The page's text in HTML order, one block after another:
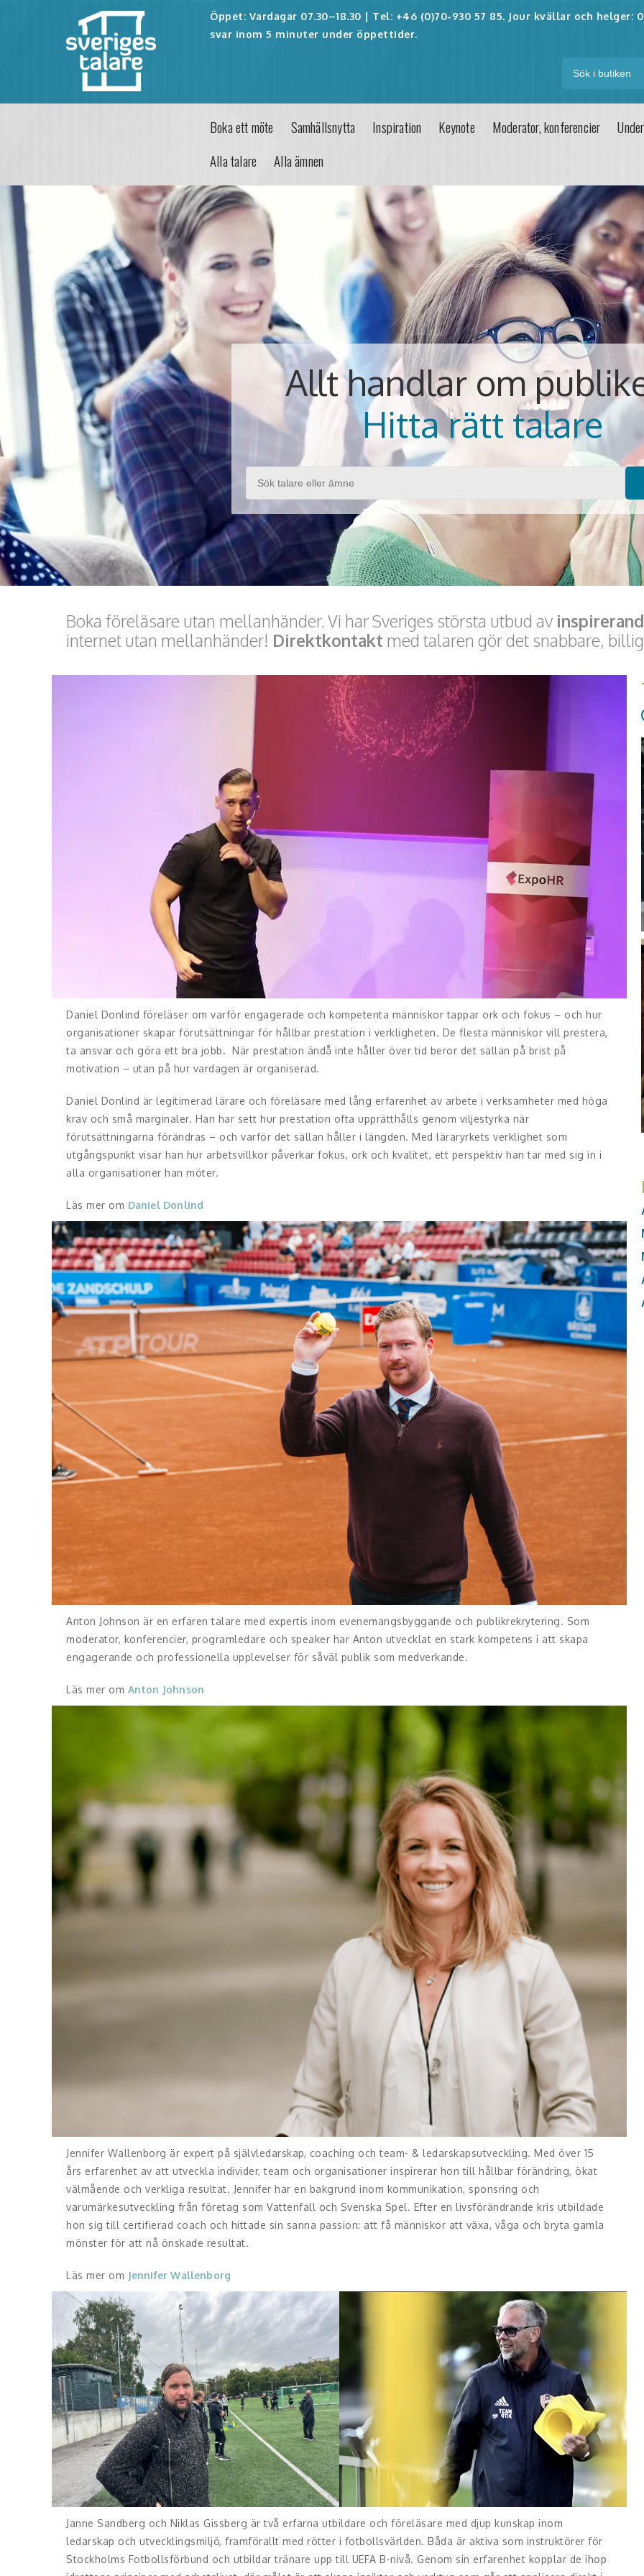
Öppet: Vardagar 07.30–18.30 | Tel: +46 (0)70-930 57 85. Jour kvällar och helger:
svar inom 5 minuter under öppettider.
Boka ett möte Samhällsnytta Inspiration Keynote Moderator, konferencier
Alla talare
Alla ämnen
Allt handlar om
Hitta rätt talare
Boka föreläsare utan mellanhänder. Vi har Sveriges största utbud av
internet utan mellanhänder! Direktkontakt med talaren gör det snabbare,
Daniel Donlind föreläser om varför engagerade och kompetenta människor tappar ork och fokus – och hur
organisationer skapar förutsättningar för hållbar prestation i verkligheten. De flesta människor vill prestera,
ta ansvar och göra ett bra jobb. När prestation ändå inte håller över tid beror det sällan på brist på
motivation – utan på hur vardagen är organiserad.
Daniel Donlind är legitimerad lärare och föreläsare med lång erfarenhet av arbete i verksamheter med höga
krav och små marginaler. Han har sett hur prestation ofta upprätthålls genom viljestyrka när
förutsättningarna förändras – och varför det sällan håller i längden. Med läraryrkets verklighet som
utgångspunkt visar han hur arbetsvillkor påverkar fokus, ork och kvalitet, ett perspektiv han tar med sig in i
alla organisationer han möter.
Läs mer om Daniel Donlind
Anton Johnson är en erfaren talare med expertis inom evenemangsbyggande och publikrekrytering. Som
moderator, konferencier, programledare och speaker har Anton utvecklat en stark kompetens i att skapa
engagerande och professionella upplevelser för såväl publik som medverkande.
Läs mer om Anton Johnson
Jennifer Wallenborg är expert på självledarskap, coaching och team- & ledarskapsutveckling. Med över 15
års erfarenhet av att utveckla individer, team och organisationer inspirerar hon till hållbar förändring, ökat
välmående och verkliga resultat. Jennifer har en bakgrund inom kommunikation, sponsring och
varumärkesutveckling från företag som Vattenfall och Svenska Spel. Efter en livsförändrande kris utbildade
hon sig till certifierad coach och hittade sin sanna passion: att få människor att växa, våga och bryta gamla
mönster för att nå önskade resultat.
Läs mer om Jennifer Wallenborg
Janne Sandberg och Niklas Gissberg är två erfarna utbildare och föreläsare med djup kunskap inom
ledarskap och utvecklingsmiljö, framförallt med rötter i fotbollsvärlden. Båda är aktiva som instruktörer för
Stockholms Fotbollsförbund och utbildar tränare upp till UEFA B-nivå. Genom sin erfarenhet kopplar de ihop